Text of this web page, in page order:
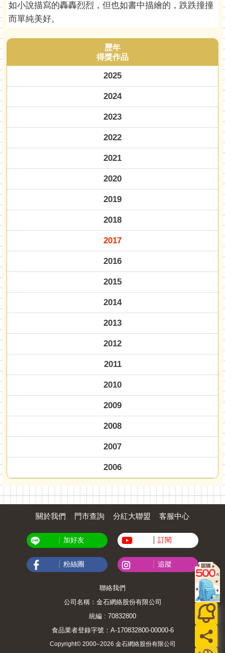
如小說描寫的轟轟烈烈，但也如書中描繪的，跌跌撞撞
而單純美好。
歷年
得獎作品
2025
2024
2023
2022
2021
2020
2019
2018
2017
2016
2015
2014
2013
2012
2011
2010
2009
2008
2007
2006
關於我們 門市查詢 分紅大聯盟 客服中心
加好友 訂閱
粉絲團 追蹤
聯絡我們
公司名稱：金石網絡股份有限公司
統編 : 70832800
食品業者登錄字號：A-170832800-00000-6
Copyright© 2000–2026 金石網絡股份有限公司